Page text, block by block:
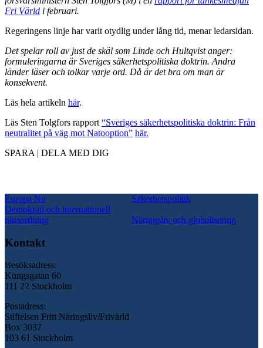
Fri Värld i februari.
Regeringens linje har varit otydlig under lång tid, menar ledarsidan.
Det spelar roll av just de skäl som Linde och Hultqvist anger:
formuleringarna är Sveriges säkerhetspolitiska doktrin. Andra
länder läser och tolkar varje ord. Då är det bra om man är
konsekvent.
Läs hela artikeln här.
Läs Sten Tolgfors rapport “Sveriges säkerhetspolitiska doktrin: Från
neutralitet på väg mot Natooption” här.
SPARA | DELA MED DIG
Europa Nu
Säkerhetspolitik
Demokrati och internationell
rättsordning
Näringsliv och globalisering
Kontakt
Besöksadress:
Kungsgatan 60
111 22 Stockholm
Postadress:
Stiftelsen Fritt Näringsliv/Frivärld
Box 3037
103 61 Stockholm